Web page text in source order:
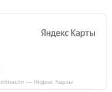
области — Яндекс Карты